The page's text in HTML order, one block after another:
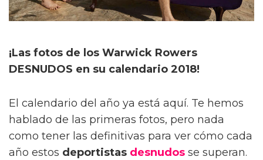
¡Las fotos de los Warwick Rowers
DESNUDOS en su calendario 2018!
El calendario del año ya está aquí. Te hemos
hablado de las primeras fotos, pero nada
como tener las definitivas para ver cómo cada
año estos deportistas desnudos se superan.